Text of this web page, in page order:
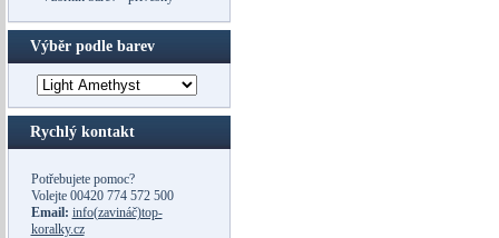
Výběr podle barev
Rychlý kontakt
Potřebujete pomoc?
Volejte 00420 774 572 500
Email: info(zavináč)top-
koralky.cz